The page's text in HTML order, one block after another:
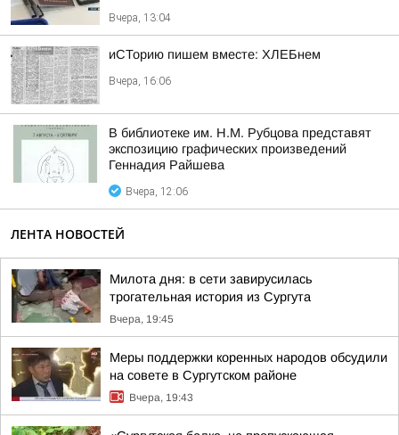
Вчера, 13:04
иСТорию пишем вместе: ХЛЕБнем
Вчера, 16:06
В библиотеке им. Н.М. Рубцова представят
экспозицию графических произведений
Геннадия Райшева
Вчера, 12:06
ЛЕНТА НОВОСТЕЙ
Милота дня: в сети завирусилась
трогательная история из Сургута
Вчера, 19:45
Меры поддержки коренных народов обсудили
на совете в Сургутском районе
Вчера, 19:43